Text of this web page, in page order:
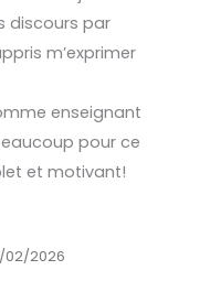
discours par
m’exprimer
enseignant
pour ce
et motivant!
02/2026